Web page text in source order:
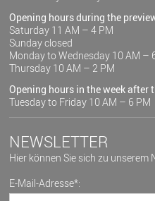
Opening hours during the
Saturday 11 AM – 4 PM
Sunday closed
Monday to Wednesday 10 AM –
Thursday 10 AM – 2 PM
Opening hours in the week after
Tuesday to Friday 10 AM – 6 PM
NEWSLETTER
Hier können Sie sich zu unserem
E-Mail-Adresse*: